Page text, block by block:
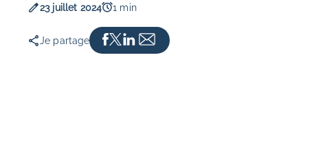
Date de publication
23 juillet 2024
Temps de lecture 1 min
Je partage